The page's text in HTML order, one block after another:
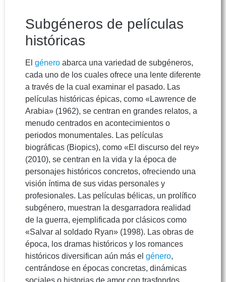
Subgéneros de películas
históricas
El género abarca una variedad de subgéneros,
cada uno de los cuales ofrece una lente diferente
a través de la cual examinar el pasado. Las
películas históricas épicas, como «Lawrence de
Arabia» (1962), se centran en grandes relatos, a
menudo centrados en acontecimientos o
periodos monumentales. Las películas
biográficas (Biopics), como «El discurso del rey»
(2010), se centran en la vida y la época de
personajes históricos concretos, ofreciendo una
visión íntima de sus vidas personales y
profesionales. Las películas bélicas, un prolífico
subgénero, muestran la desgarradora realidad
de la guerra, ejemplificada por clásicos como
«Salvar al soldado Ryan» (1998). Las obras de
época, los dramas históricos y los romances
históricos diversifican aún más el género,
centrándose en épocas concretas, dinámicas
sociales o historias de amor con trasfondos